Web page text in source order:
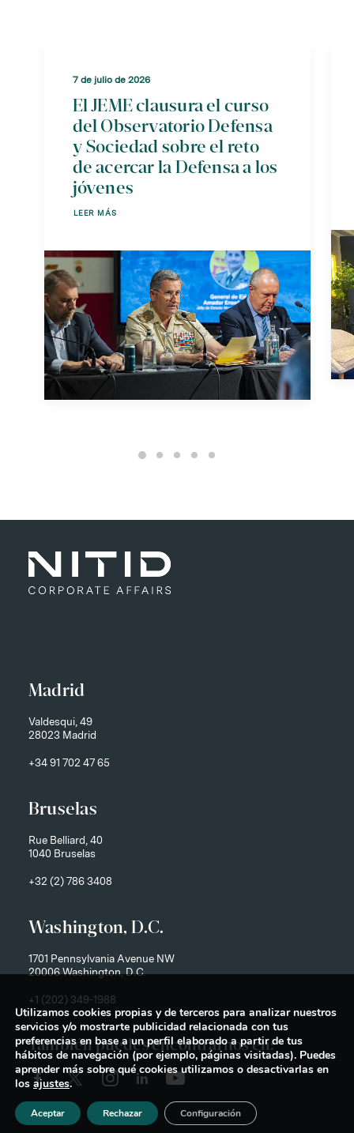
7 de julio de 2026
El JEME clausura el curso
del Observatorio Defensa
y Sociedad sobre el reto
de acercar la Defensa a los
jóvenes
LEER MÁS
Madrid
Valdesqui, 49
28023 Madrid
+34 91 702 47 65
Bruselas
Rue Belliard, 40
1040 Bruselas
+32 (2) 786 3408
Washington, D.C.
1701 Pennsylvania Avenue NW
20006 Washington, D.C.
+1 (202) 349-1988
También puedes encontrarnos en:
Utilizamos cookies propias y de terceros para analizar nuestros
servicios y/o mostrarte publicidad relacionada con tus
preferencias en base a un perfil elaborado a partir de tus
hábitos de navegación (por ejemplo, páginas visitadas). Puedes
aprender más sobre qué cookies utilizamos o desactivarlas en
los ajustes.
Aceptar Rechazar Configuración